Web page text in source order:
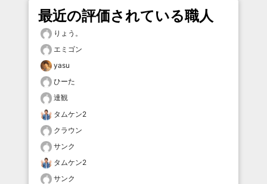
最近の評価されている職人
りょう。
エミゴン
yasu
ひーた
達観
タムケン2
クラウン
サンク
タムケン2
サンク